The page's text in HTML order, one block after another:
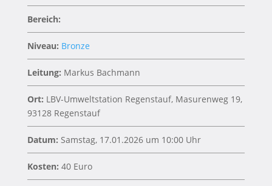
Bereich:
Niveau: Bronze
Leitung: Markus Bachmann
Ort: LBV-Umweltstation Regenstauf, Masurenweg 19,
93128 Regenstauf
Datum: Samstag, 17.01.2026 um 10:00 Uhr
Kosten: 40 Euro